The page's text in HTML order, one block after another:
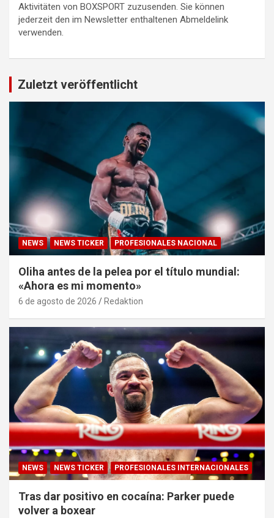
Aktivitäten von BOXSPORT zuzusenden. Sie können
jederzeit den im Newsletter enthaltenen Abmeldelink
verwenden.
Zuletzt veröffentlicht
NEWS NEWS TICKER PROFESIONALES NACIONAL
Oliha antes de la pelea por el título mundial:
«Ahora es mi momento»
6 de agosto de 2026 Redaktion
NEWS NEWS TICKER PROFESIONALES INTERNACIONALES
Tras dar positivo en cocaína: Parker puede
volver a boxear